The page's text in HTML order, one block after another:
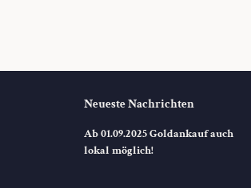
Neueste Nachrichten
Ab 01.09.2025 Goldankauf auch
lokal möglich!